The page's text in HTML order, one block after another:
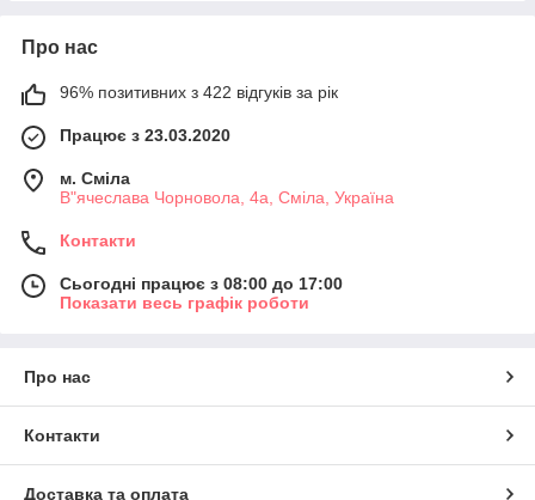
Про нас
96% позитивних з 422 відгуків за рік
Працює з 23.03.2020
м. Сміла
В"ячеслава Чорновола, 4а, Сміла, Україна
Контакти
Сьогодні працює з 08:00 до 17:00
Показати весь графік роботи
Про нас
Контакти
Доставка та оплата